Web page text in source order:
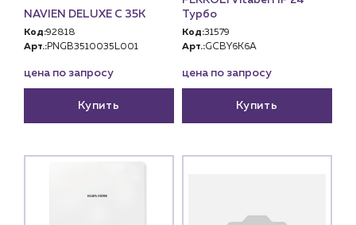
Наши партнёры
Чат-бот
г. Краснодар, ул. Российская, 63
NAVIEN DELUXE С 35K
Код:92818
Арт.:PNGB3510035L001
цена по запросу
Купить
Турбо
Код:31579
Арт.:GCBY6K6A
цена по запросу
Купить